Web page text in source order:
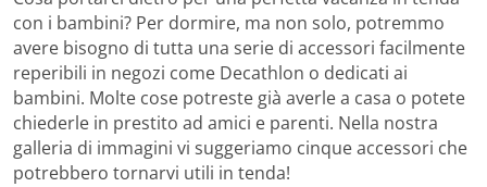
con i bambini? Per dormire, ma non solo, potremmo
avere bisogno di tutta una serie di accessori facilmente
reperibili in negozi come Decathlon o dedicati ai
bambini. Molte cose potreste già averle a casa o potete
chiederle in prestito ad amici e parenti. Nella nostra
galleria di immagini vi suggeriamo cinque accessori che
potrebbero tornarvi utili in tenda!